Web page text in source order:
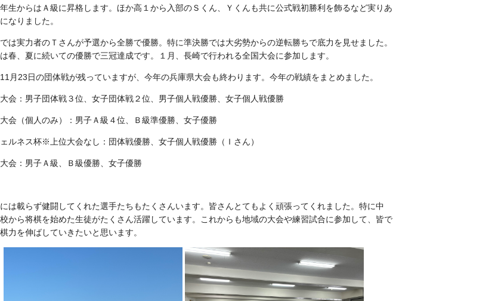
生からはＡ級に昇格します。ほか高１から入部のＳくん、Ｙくんも共に公式戦初勝利を飾るなど実りあ
なりました。
は実力者のＴさんが予選から全勝で優勝。特に準決勝では大劣勢からの逆転勝ちで底力を見せました。
春、夏に続いての優勝で三冠達成です。１月、長崎で行われる全国大会に参加します。
月23日の団体戦が残っていますが、今年の兵庫県大会も終わります。今年の戦績をまとめました。
会：男子団体戦３位、女子団体戦２位、男子個人戦優勝、女子個人戦優勝
会（個人のみ）：男子Ａ級４位、Ｂ級準優勝、女子優勝
ルネス杯※上位大会なし：団体戦優勝、女子個人戦優勝（Ｉさん）
会：男子Ａ級、Ｂ級優勝、女子優勝
は載らず健闘してくれた選手たちもたくさんいます。皆さんとてもよく頑張ってくれました。特に中
から将棋を始めた生徒がたくさん活躍しています。これからも地域の大会や練習試合に参加して、皆で
力を伸ばしていきたいと思います。